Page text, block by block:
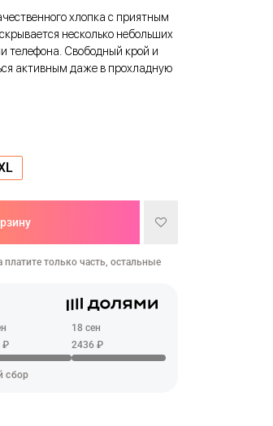
хлопка с приятным
несколько небольших
телефона. Свободный крой и
активным даже в прохладную
только часть, остальные
₽
18 сен
2436 ₽
сбор